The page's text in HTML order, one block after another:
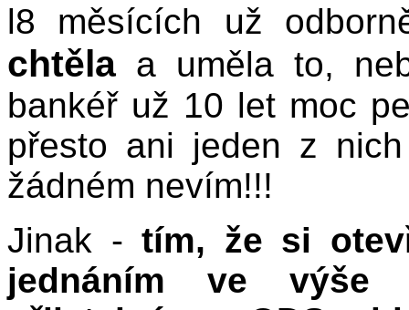
l8 měsících už
chtěla a uměla to,
bankéř už 10 let moc
přesto ani jeden z
žádném nevím!!!
Jinak -tím, že si
jednáním ve výše